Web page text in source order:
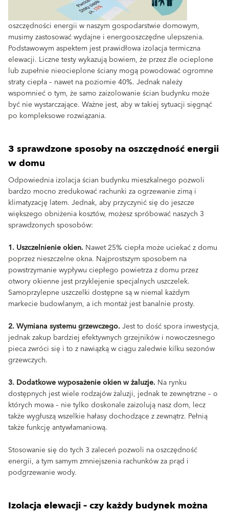
oszczędności energii w naszym gospodarstwie domowym,
musimy zastosować wydajne i energooszczędne ulepszenia.
Podstawowym aspektem jest prawidłowa izolacja termiczna
elewacji. Liczne testy wykazują bowiem, że przez źle ocieplone
lub zupełnie nieocieplone ściany mogą powodować ogromne
straty ciepła – nawet na poziomie 40%. Jednak należy
wspomnieć o tym, że samo zaizolowanie ścian budynku może
być nie wystarczające. Ważne jest, aby w takiej sytuacji sięgnąć
po kompleksowe rozwiązania.
3 sprawdzone sposoby na oszczędność energii
w domu
Odpowiednia izolacja ścian budynku mieszkalnego pozwoli
bardzo mocno zredukować rachunki za ogrzewanie zimą i
klimatyzację latem. Jednak, aby przyczynić się do jeszcze
większego obniżenia kosztów, możesz spróbować naszych 3
sprawdzonych sposobów:
1. Uszczelnienie okien. Nawet 25% ciepła może uciekać z domu
poprzez nieszczelne okna. Najprostszym sposobem na
powstrzymanie wypływu ciepłego powietrza z domu przez
otwory okienne jest przyklejenie specjalnych uszczelek.
Samoprzylepne uszczelki dostępne są w niemal każdym
markecie budowlanym, a ich montaż jest banalnie prosty.
2. Wymiana systemu grzewczego.Jest to dość spora inwestycja,
jednak zakup bardziej efektywnych grzejników i nowoczesnego
pieca zwróci się i to z nawiązką w ciągu zaledwie kilku sezonów
grzewczych.
3. Dodatkowe wyposażenie okien w żaluzje. Na rynku
dostępnych jest wiele rodzajów żaluzji, jednak te zewnętrzne – o
których mowa – nie tylko doskonale zaizolują nasz dom, lecz
także wygłuszą wszelkie hałasy dochodzące z zewnątrz. Pełnią
także funkcję antywłamaniową.
Stosowanie się do tych 3 zaleceń pozwoli na oszczędność
energii, a tym samym zmniejszenia rachunków za prąd i
podgrzewanie wody.
Izolacja elewacji – czy każdy budynek można